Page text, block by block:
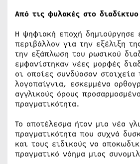
Από τις φυλακές στο διαδίκτυο
Η ψηφιακή εποχή δημιούργησε
περιβάλλον για την εξέλιξη
την εξάπλωση του ρωσικού
εμφανίστηκαν νέες μορφές
οι οποίες συνδύασαν στοιχεία
λογοπαίγνια, εσκεμμένα
αγγλικούς όρους
πραγματικότητα.
Το αποτέλεσμα ήταν μια νέα
πραγματικότητα που συχνά
και τους ειδικούς να
πραγματικό νόημα μιας